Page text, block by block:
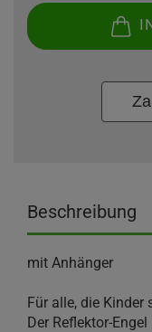
Beschreibung
mit Anhänger
Für alle, die Kinder
Der Reflektor-